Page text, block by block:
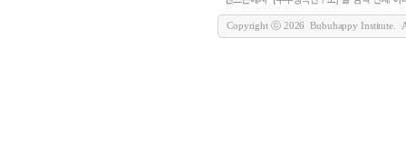
Copyright ⓒ 2026 Bubuhappy Institute.